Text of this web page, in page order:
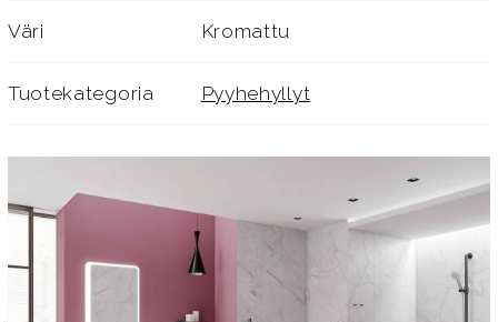
Väri Kromattu
Tuotekategoria Pyyhehyllyt